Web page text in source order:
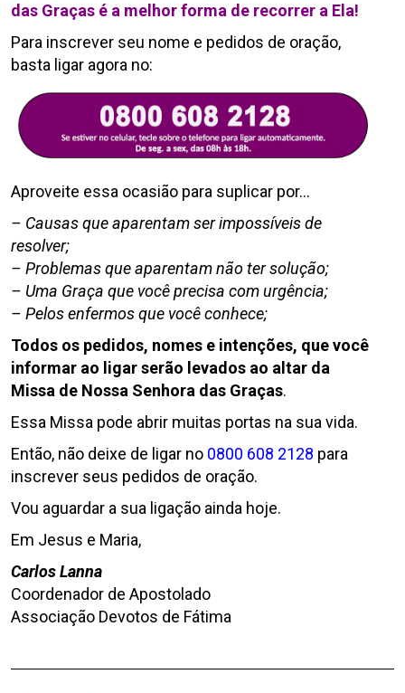
das Graças é a melhor forma de recorrer a Ela!
Para inscrever seu nome e pedidos de oração,
basta ligar agora no:
Aproveite essa ocasião para suplicar por…
– Causas que aparentam ser impossíveis de
resolver;
– Problemas que aparentam não ter solução;
– Uma Graça que você precisa com urgência;
– Pelos enfermos que você conhece;
Todos os pedidos, nomes e intenções, que você
informar ao ligar serão levados ao altar da
Missa de Nossa Senhora das Graças.
Essa Missa pode abrir muitas portas na sua vida.
Então, não deixe de ligar no 0800 608 2128 para
inscrever seus pedidos de oração.
Vou aguardar a sua ligação ainda hoje.
Em Jesus e Maria,
Carlos Lanna
Coordenador de Apostolado
Associação Devotos de Fátima